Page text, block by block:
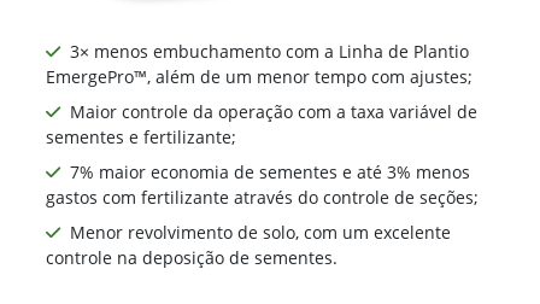
3× menos embuchamento com a Linha de Plantio
EmergePro™, além de um menor tempo com ajustes;
Maior controle da operação com a taxa variável de
sementes e fertilizante;
7% maior economia de sementes e até 3% menos
gastos com fertilizante através do controle de seções;
Menor revolvimento de solo, com um excelente
controle na deposição de sementes.